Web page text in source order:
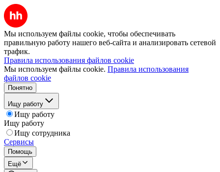
Мы используем файлы cookie, чтобы обеспечивать
правильную работу нашего веб-сайта и анализировать сетевой
трафик.
Правила использования файлов cookie
Мы используем файлы cookie. Правила использования
файлов cookie
Понятно
Ищу работу
Ищу работу
Ищу работу
Ищу сотрудника
Сервисы
Помощь
Ещё